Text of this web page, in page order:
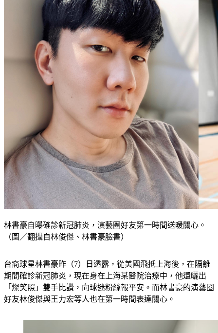
林書豪自曝確診新冠肺炎，演藝圈好友第一時間送暖關心。
（圖／翻攝自林俊傑、林書豪臉書）
台裔球星林書豪昨（7）日透露，從美國飛抵上海後，在隔離
期間確診新冠肺炎，現在身在上海某醫院治療中，他還曬出
「燦笑照」雙手比讚，向球迷粉絲報平安。而林書豪的演藝圈
好友林俊傑與王力宏等人也在第一時間表達關心。